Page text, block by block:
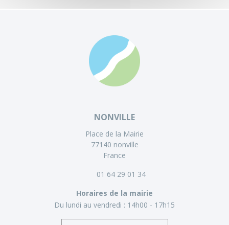
NONVILLE
Place de la Mairie
77140 nonville
France
01 64 29 01 34
Horaires de la mairie
Du lundi au vendredi : 14h00 - 17h15